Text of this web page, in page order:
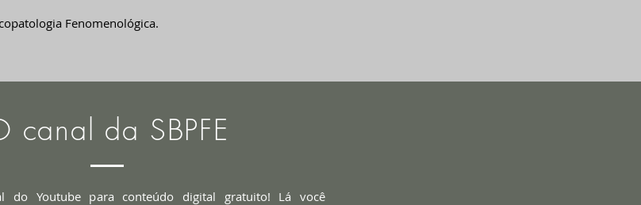
Fenomenológica.
canal da SBPFE
do Youtube para conteúdo digital gratuito! Lá você